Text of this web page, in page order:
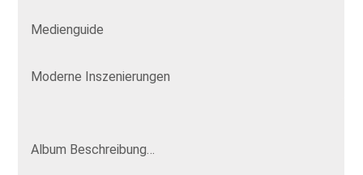
Medienguide
Moderne Inszenierungen
Album Beschreibung…